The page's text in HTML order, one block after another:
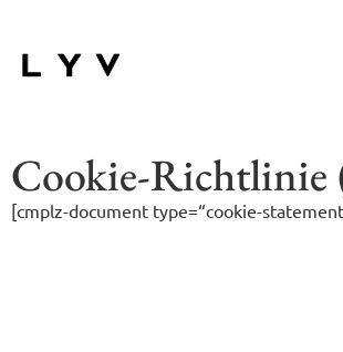
Cookie-Richtlinie
[cmplz-document type=“cookie-